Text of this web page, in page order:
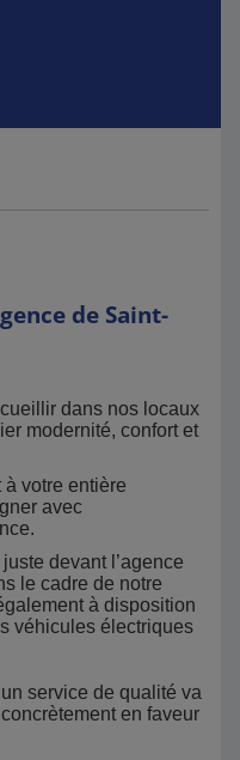
de Saint-
dans nos locaux
modernité, confort et
votre entière
avec
devant l’agence
le cadre de notre
à disposition
véhicules électriques
service de qualité va
en faveur